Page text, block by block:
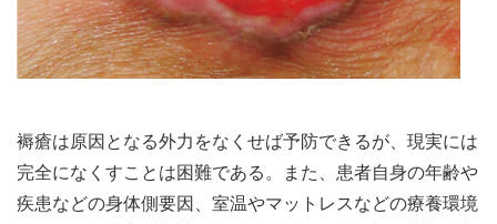
褥瘡は原因となる外力をなくせば予防できるが、現実には
完全になくすことは困難である。また、患者自身の年齢や
疾患などの身体側要因、室温やマットレスなどの療養環境